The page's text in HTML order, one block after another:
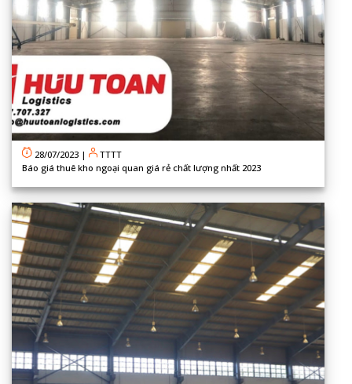
28/07/2023 |
TTTT
Báo giá thuê kho ngoại quan giá rẻ chất lượng nhất 2023